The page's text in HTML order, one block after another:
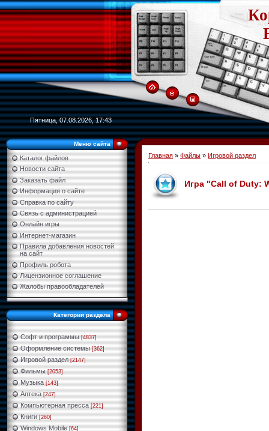
Пятница, 07.08.2026, 17:43
Меню сайта
Каталог файлов
Новости сайта
Заказать файл
Информация о сайте
Справка по сайту
Связь с администрацией
Онлайн игры
Интернет-магазин
Правила добавления новостей
на сайт
Профиль робота
Лицензионное соглашение
Жалобы правообладателей
Категории раздела
Софт и программы [4837]
Оформление системы [362]
Игровой раздел [2147]
Фильмы [2053]
Музыка [143]
Аптека [247]
Компьютерная пресса [221]
Книги [260]
Windows Mobile [64]
Главная » Файлы » Игровой раздел
Игра "Call of Duty: